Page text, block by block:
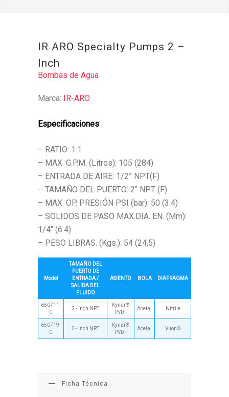
IR ARO Specialty Pumps 2 –
Inch
Bombas de Agua
Marca: IR-ARO
Especificaciones
– RATIO: 1:1
– MAX. G.P.M. (Litros): 105 (284)
– ENTRADA DE AIRE: 1/2” NPT(F)
– TAMAÑO DEL PUERTO: 2″ NPT (F)
– MAX. OP. PRESIÓN PSI (bar): 50 (3.4)
– SOLIDOS DE PASO MAX.DIA. EN. (Mm):
1/4″ (6.4)
– PESO LIBRAS. (Kgs.): 54 (24,5)
Model
TAMAÑO DEL
PUERTO DE
ENTRADA /
SALIDA DEL
FLUIDO
ASIENTO BOLA DIAFRAGMA
650711-
C
2 - inch NPT
Kynar®
PVDF
Acetal Nitrile
650719-
C
2 - inch NPT
Kynar®
PVDF
Acetal Viton®
Ficha Técnica